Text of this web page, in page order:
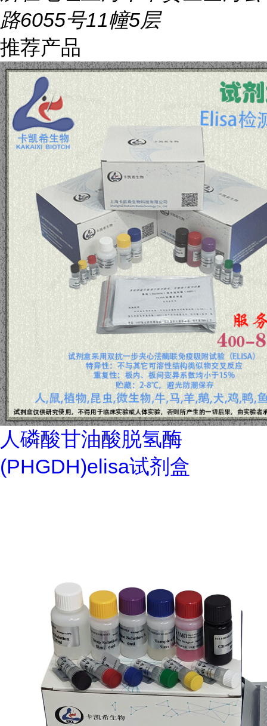
路6055号11幢5层
推荐产品
人磷酸甘油酸脱氢酶
(PHGDH)elisa试剂盒